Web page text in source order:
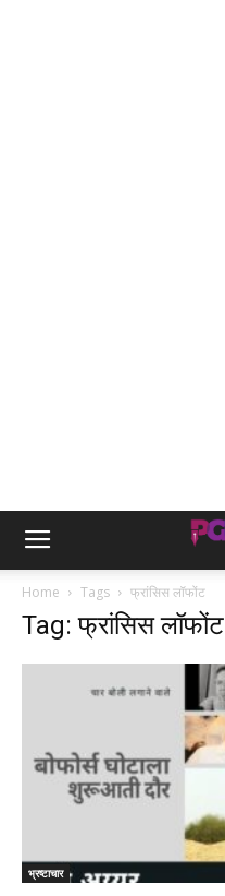
Home Tags फ्रांसिस लॉफोंट
Tag: फ्रांसिस लॉफोंट
भ्रष्टाचार